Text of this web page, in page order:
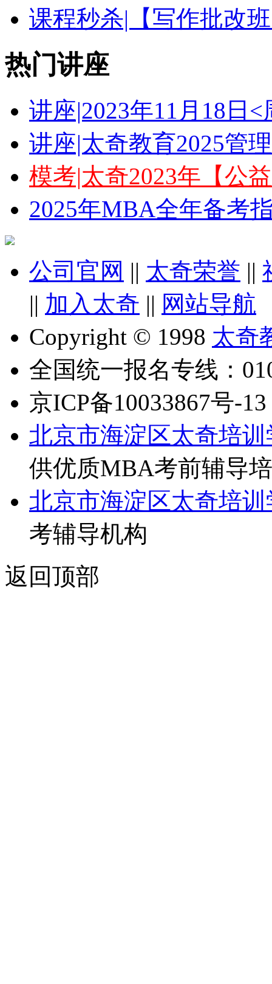
课程秒杀|【写作批改
热门讲座
讲座|2023年11月18日
讲座|太奇教育2025管
模考|太奇2023年【公
2025年MBA全年备考
公司官网 || 太奇荣誉 ||
|| 加入太奇 || 网站导航
Copyright © 1998 太奇
全国统一报名专线：
京ICP备10033867号-13
北京市海淀区太奇培训
供优质MBA考前辅导
北京市海淀区太奇培训
考辅导机构
返回顶部